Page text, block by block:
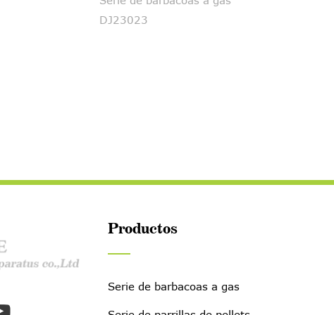
DJ23023
Productos
Serie de barbacoas a gas